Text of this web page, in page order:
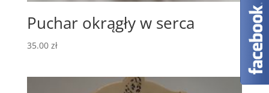
Puchar okrągły w serca
35.00 zł